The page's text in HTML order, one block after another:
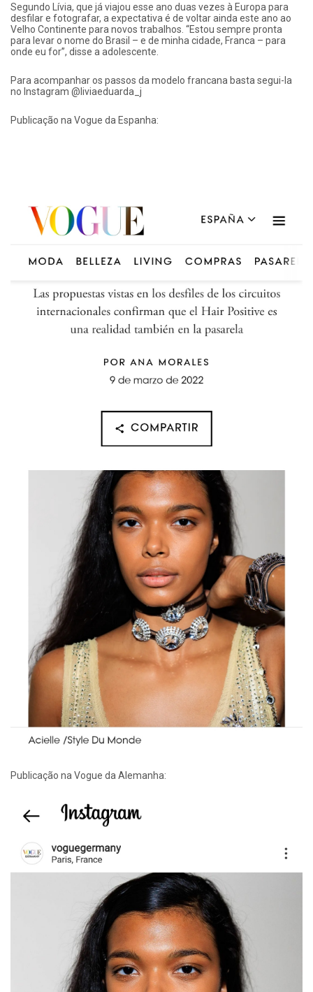
Segundo Lívia, que já viajou esse ano duas vezes à Europa para
desfilar e fotografar, a expectativa é de voltar ainda este ano ao
Velho Continente para novos trabalhos. “Estou sempre pronta
para levar o nome do Brasil – e de minha cidade, Franca – para
onde eu for”, disse a adolescente.
Para acompanhar os passos da modelo francana basta segui-la
no Instagram @liviaeduarda_j
Publicação na Vogue da Espanha:
Publicação na Vogue da Alemanha: